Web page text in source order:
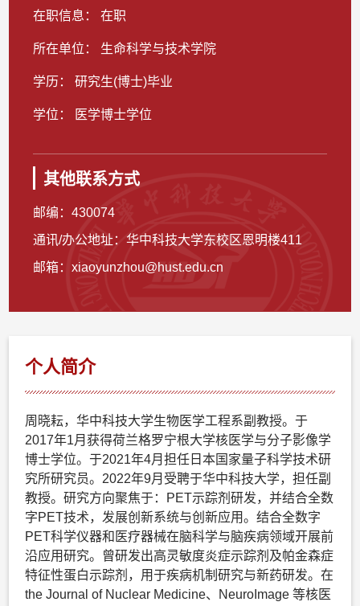
在职信息： 在职
所在单位： 生命科学与技术学院
学历： 研究生(博士)毕业
学位： 医学博士学位
其他联系方式
邮编：430074
通讯/办公地址：华中科技大学东校区恩明楼411
邮箱：xiaoyunzhou@hust.edu.cn
个人简介
周晓耘，华中科技大学生物医学工程系副教授。于
2017年1月获得荷兰格罗宁根大学核医学与分子影像学
博士学位。于2021年4月担任日本国家量子科学技术研
究所研究员。2022年9月受聘于华中科技大学，担任副
教授。研究方向聚焦于：PET示踪剂研发，并结合全数
字PET技术，发展创新系统与创新应用。结合全数字
PET科学仪器和医疗器械在脑科学与脑疾病领域开展前
沿应用研究。曾研发出高灵敏度炎症示踪剂及帕金森症
特征性蛋白示踪剂，用于疾病机制研究与新药研发。在
the Journal of Nuclear Medicine、NeuroImage 等核医